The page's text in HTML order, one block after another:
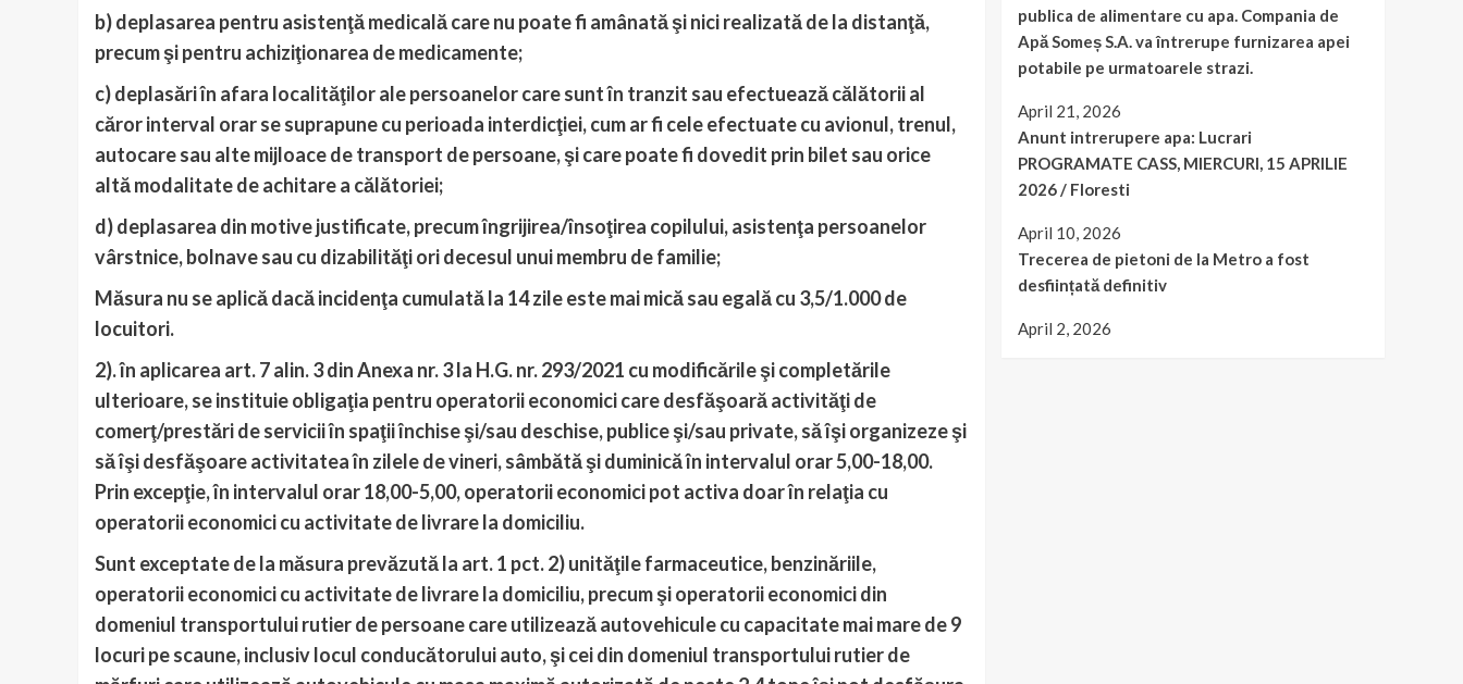
b) deplasarea pentru asistenţă medicală care nu poate fi amânată şi nici realizată de la distanţă,
precum şi pentru achiziţionarea de medicamente;
c) deplasări în afara localităţilor ale persoanelor care sunt în tranzit sau efectuează călătorii al
căror interval orar se suprapune cu perioada interdicţiei, cum ar fi cele efectuate cu avionul, trenul,
autocare sau alte mijloace de transport de persoane, şi care poate fi dovedit prin bilet sau orice
altă modalitate de achitare a călătoriei;
d) deplasarea din motive justificate, precum îngrijirea/însoţirea copilului, asistenţa persoanelor
vârstnice, bolnave sau cu dizabilităţi ori decesul unui membru de familie;
Măsura nu se aplică dacă incidenţa cumulată la 14 zile este mai mică sau egală cu 3,5/1.000 de
locuitori.
2). în aplicarea art. 7 alin. 3 din Anexa nr. 3 la H.G. nr. 293/2021 cu modificările şi completările
ulterioare, se instituie obligaţia pentru operatorii economici care desfăşoară activităţi de
comerţ/prestări de servicii în spaţii închise şi/sau deschise, publice şi/sau private, să îşi organizeze şi
să îşi desfăşoare activitatea în zilele de vineri, sâmbătă şi duminică în intervalul orar 5,00-18,00.
Prin excepţie, în intervalul orar 18,00-5,00, operatorii economici pot activa doar în relaţia cu
operatorii economici cu activitate de livrare la domiciliu.
Sunt exceptate de la măsura prevăzută la art. 1 pct. 2) unităţile farmaceutice, benzinăriile,
operatorii economici cu activitate de livrare la domiciliu, precum şi operatorii economici din
domeniul transportului rutier de persoane care utilizează autovehicule cu capacitate mai mare de 9
locuri pe scaune, inclusiv locul conducătorului auto, şi cei din domeniul transportului rutier de
publica de alimentare cu apa. Compania de
Apă Someș S.A. va întrerupe furnizarea apei
potabile pe urmatoarele strazi.
April 21, 2026
Anunt intrerupere apa: Lucrari
PROGRAMATE CASS, MIERCURI, 15 APRILIE
2026 / Floresti
April 10, 2026
Trecerea de pietoni de la Metro a fost
desființată definitiv
April 2, 2026